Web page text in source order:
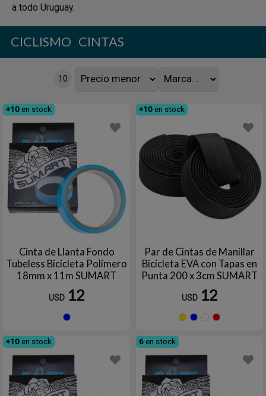
a todo Uruguay.
CICLISMO CINTAS
10
+10 en stock
Cinta de Llanta Fondo
Tubeless Bicicleta Polímero
18mm x 11m SUMART
TOOLS
USD 12
+10 en stock
Par de Cintas de Manillar
Bicicleta EVA con Tapas en
Punta 200 x 3cm SUMART
TOOLS
USD 12
+10 en stock 6 en stock